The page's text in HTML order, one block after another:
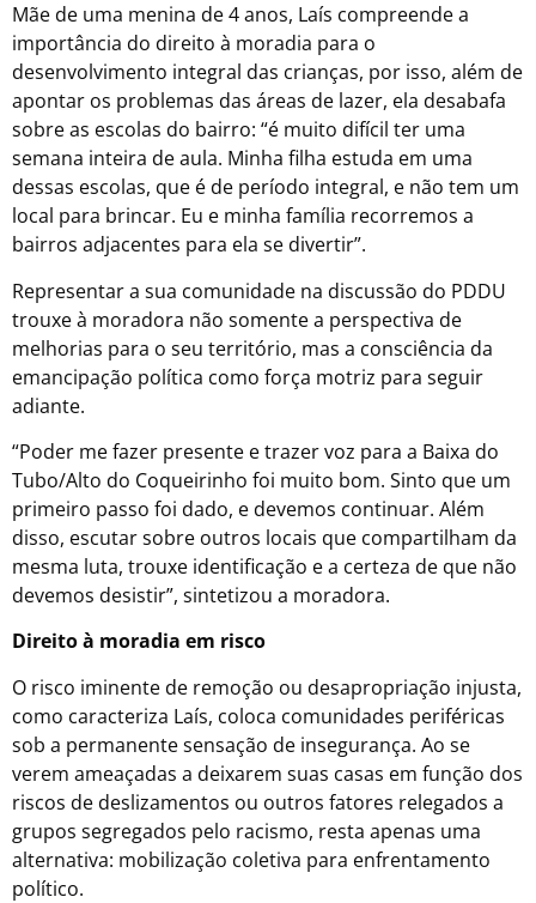
Mãe de uma menina de 4 anos, Laís compreende a
importância do direito à moradia para o
desenvolvimento integral das crianças, por isso, além de
apontar os problemas das áreas de lazer, ela desabafa
sobre as escolas do bairro: “é muito difícil ter uma
semana inteira de aula. Minha filha estuda em uma
dessas escolas, que é de período integral, e não tem um
local para brincar. Eu e minha família recorremos a
bairros adjacentes para ela se divertir”.
Representar a sua comunidade na discussão do PDDU
trouxe à moradora não somente a perspectiva de
melhorias para o seu território, mas a consciência da
emancipação política como força motriz para seguir
adiante.
“Poder me fazer presente e trazer voz para a Baixa do
Tubo/Alto do Coqueirinho foi muito bom. Sinto que um
primeiro passo foi dado, e devemos continuar. Além
disso, escutar sobre outros locais que compartilham da
mesma luta, trouxe identificação e a certeza de que não
devemos desistir”, sintetizou a moradora.
Direito à moradia em risco
O risco iminente de remoção ou desapropriação injusta,
como caracteriza Laís, coloca comunidades periféricas
sob a permanente sensação de insegurança. Ao se
verem ameaçadas a deixarem suas casas em função dos
riscos de deslizamentos ou outros fatores relegados a
grupos segregados pelo racismo, resta apenas uma
alternativa: mobilização coletiva para enfrentamento
político.